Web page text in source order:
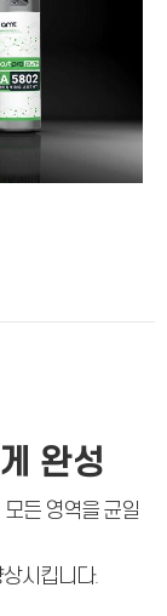
완성
든 영역을 균일
시킵니다.